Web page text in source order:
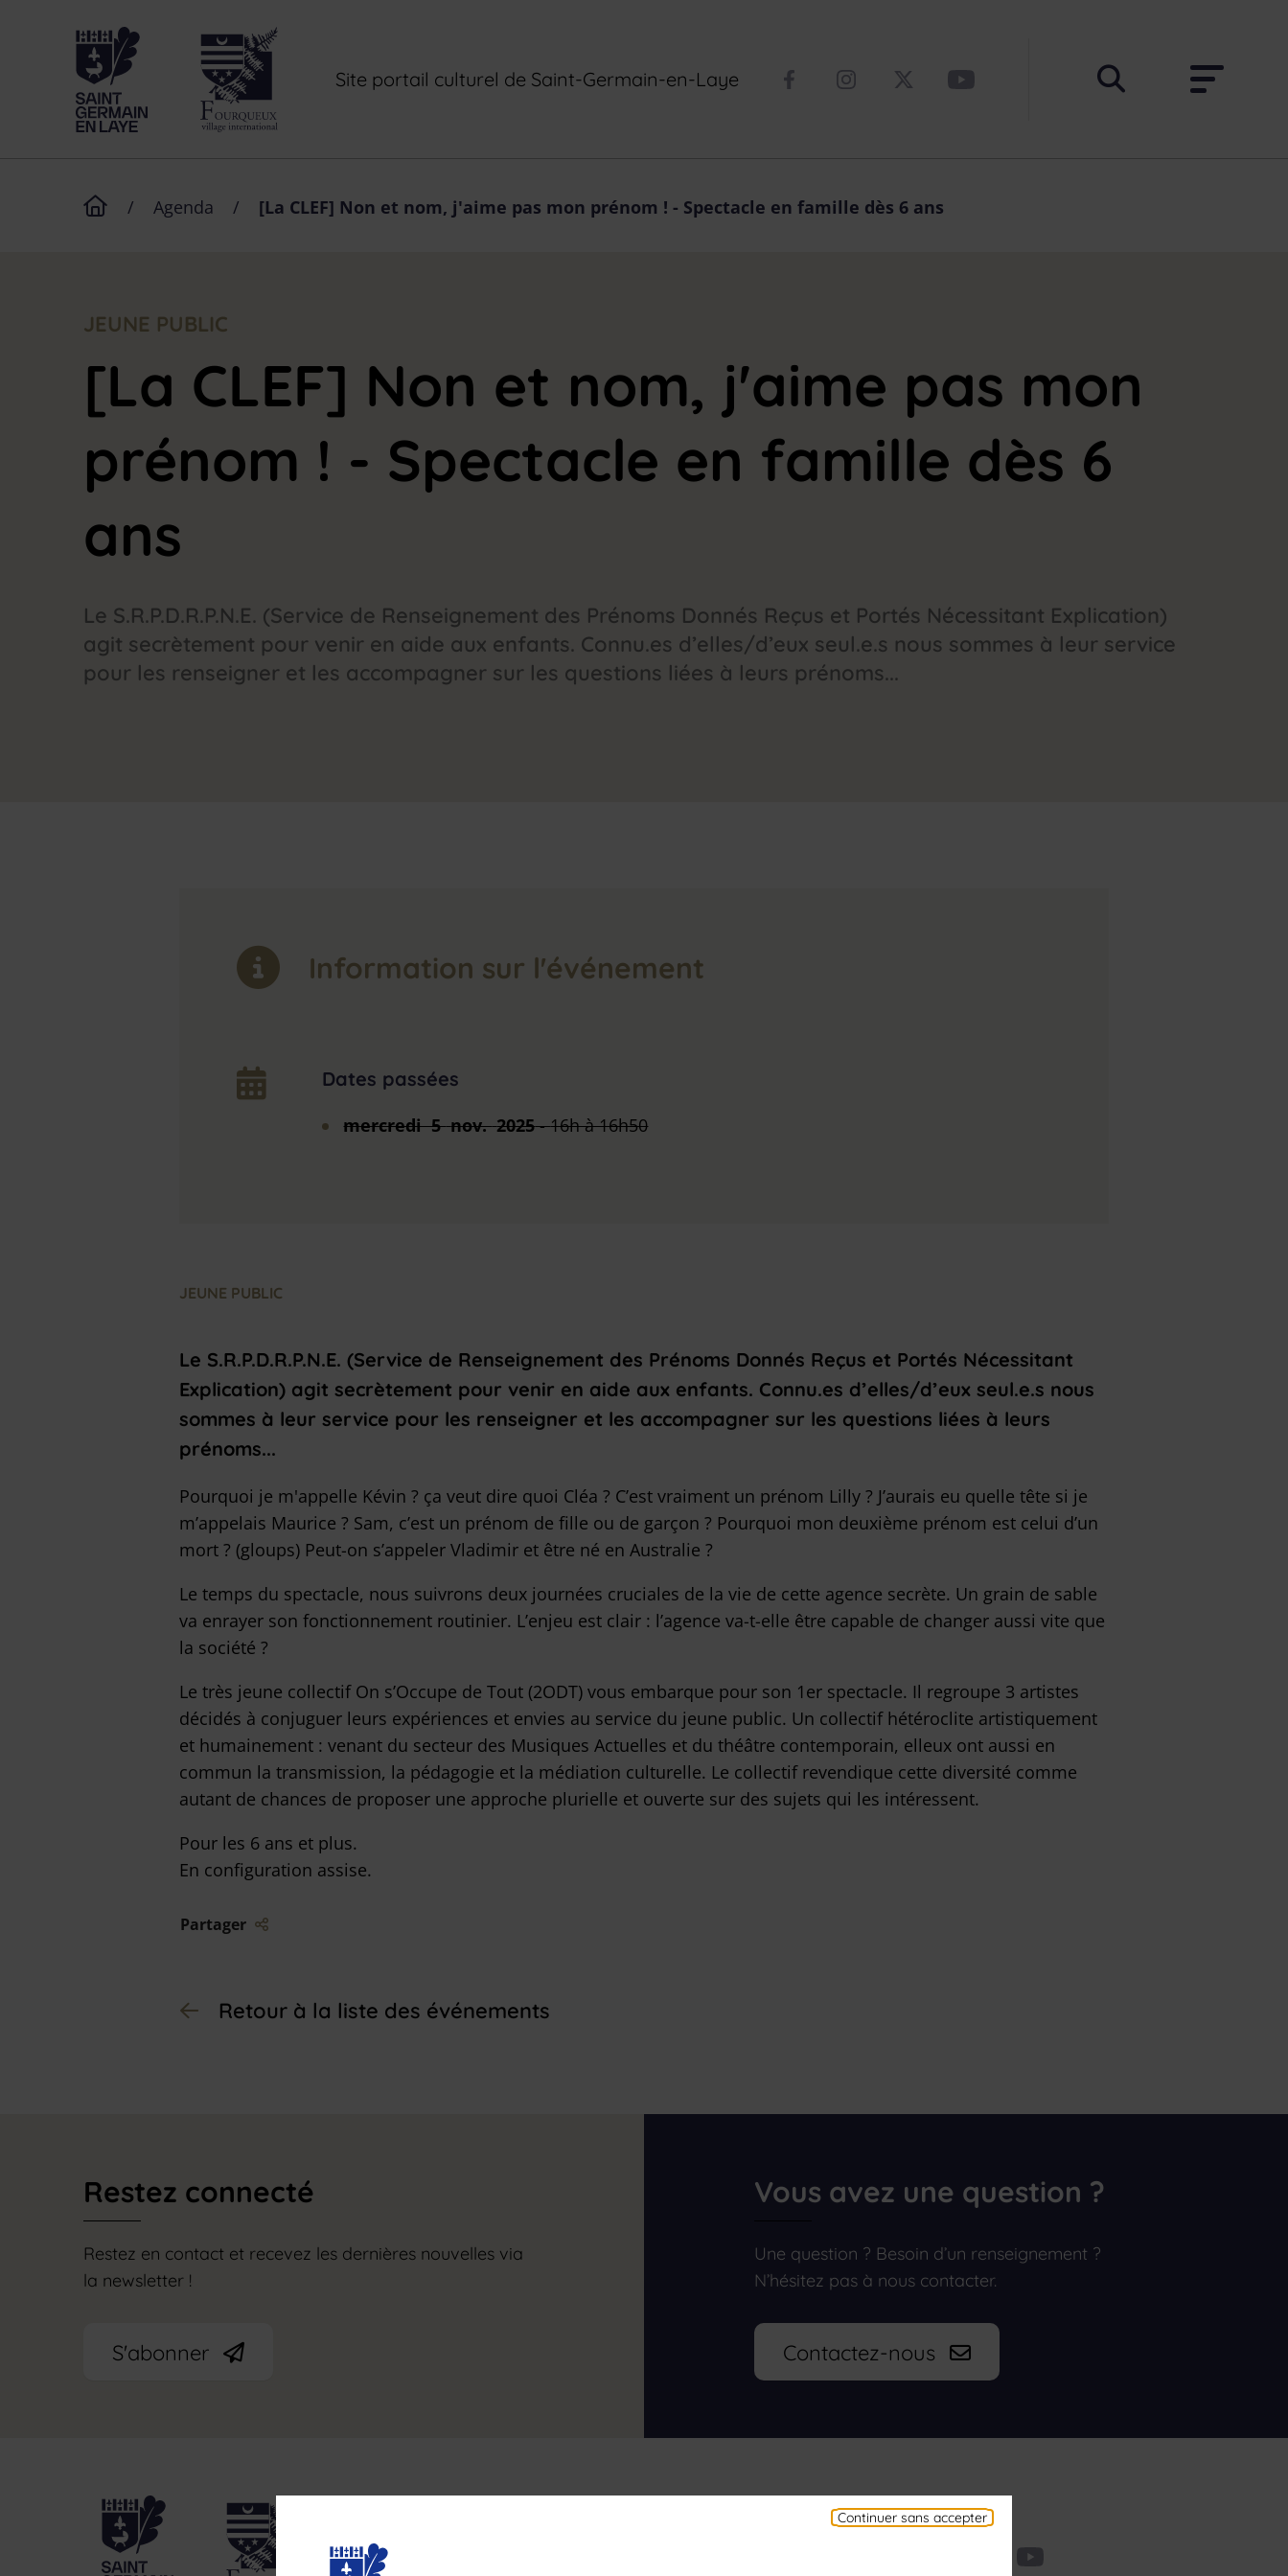
Continuer sans accepter
Retour à l'accueil
Site portail culturel de Saint-Germain-en-Laye
Page d'accueil du site
/ Agenda / [La CLEF] Non et nom, j'aime pas mon prénom ! - Spectacle en famille dès 6 ans
JEUNE PUBLIC
[La CLEF] Non et nom, j'aime pas mon
prénom ! - Spectacle en famille dès 6
ans
Le S.R.P.D.R.P.N.E. (Service de Renseignement des Prénoms Donnés Reçus et Portés Nécessitant Explication)
agit secrètement pour venir en aide aux enfants. Connu.es d’elles/d’eux seul.e.s nous sommes à leur service
pour les renseigner et les accompagner sur les questions liées à leurs prénoms...
Information sur l'événement
Dates passées
mercredi 5 nov. 2025-16h à 16h50
JEUNE PUBLIC
Le S.R.P.D.R.P.N.E. (Service de Renseignement des Prénoms Donnés Reçus et Portés Nécessitant
Explication) agit secrètement pour venir en aide aux enfants. Connu.es d’elles/d’eux seul.e.s nous
sommes à leur service pour les renseigner et les accompagner sur les questions liées à leurs
prénoms...
Pourquoi je m'appelle Kévin ? ça veut dire quoi Cléa ? C’est vraiment un prénom Lilly ? J’aurais eu quelle tête si je
m’appelais Maurice ? Sam, c’est un prénom de fille ou de garçon ? Pourquoi mon deuxième prénom est celui d’un
mort ? (gloups) Peut-on s’appeler Vladimir et être né en Australie ?
Le temps du spectacle, nous suivrons deux journées cruciales de la vie de cette agence secrète. Un grain de sable
va enrayer son fonctionnement routinier. L’enjeu est clair : l’agence va-t-elle être capable de changer aussi vite que
la société ?
Le très jeune collectif On s’Occupe de Tout (2ODT) vous embarque pour son 1er spectacle. Il regroupe 3 artistes
décidés à conjuguer leurs expériences et envies au service du jeune public. Un collectif hétéroclite artistiquement
et humainement : venant du secteur des Musiques Actuelles et du théâtre contemporain, elleux ont aussi en
commun la transmission, la pédagogie et la médiation culturelle. Le collectif revendique cette diversité comme
autant de chances de proposer une approche plurielle et ouverte sur des sujets qui les intéressent.
Pour les 6 ans et plus.
En configuration assise.
Liste des liens de partage
Partager
Retour à la liste des événements
Restez connecté
Restez en contact et recevez les dernières nouvelles via
la newsletter !
S'abonner
Vous avez une question ?
Une question ? Besoin d’un renseignement ?
N’hésitez pas à nous contacter.
Contactez-nous
Suivez-nous